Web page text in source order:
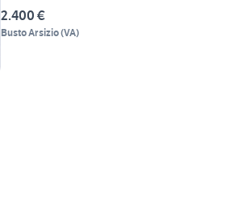
2.400 €
Busto Arsizio(VA)